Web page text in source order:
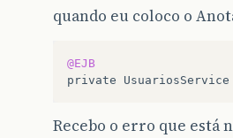
quando eu coloco o
@EJB
private
UsuariosService
Recebo o erro que está